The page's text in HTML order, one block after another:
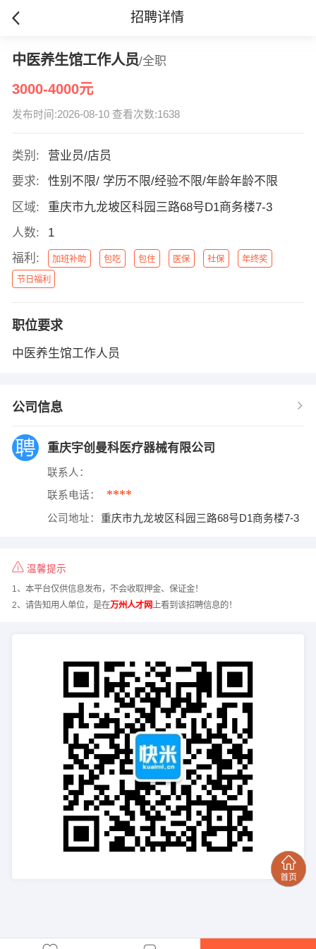
招聘详情
中医养生馆工作人员/全职
3000-4000元
发布时间:2026-08-10 查看次数:1638
类别:
营业员/店员
要求:
性别不限/ 学历不限/经验不限/年龄年龄不限
区域:
重庆市九龙坡区科园三路68号D1商务楼7-3
人数:
1
福利:
加班补助 包吃 包住 医保 社保 年终奖
节日福利
职位要求
中医养生馆工作人员
公司信息
重庆宇创曼科医疗器械有限公司
联系人：
联系电话： ****
公司地址： 重庆市九龙坡区科园三路68号D1商务楼7-3
温馨提示
1、本平台仅供信息发布，不会收取押金、保证金！
2、请告知用人单位，是在万州人才网 上看到该招聘信息的！